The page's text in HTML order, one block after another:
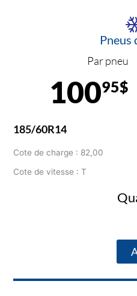
Pneus
Par pneu
10095$
185/60R14
Cote de charge : 82,00
Cote de vitesse : T